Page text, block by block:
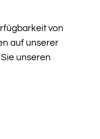
von
auf unserer
unseren